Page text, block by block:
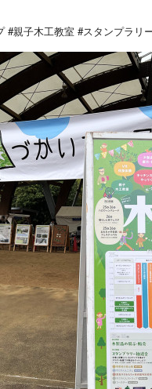
親子木工教室 #スタンプラリ